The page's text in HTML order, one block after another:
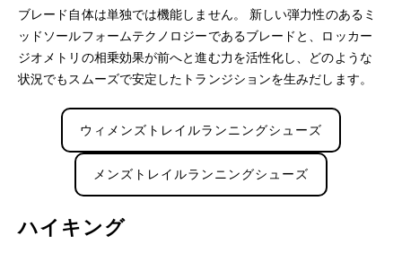
ブレード自体は単独では機能しません。 新しい弾力性のあるミ
ッドソールフォームテクノロジーであるブレードと、ロッカー
ジオメトリの相乗効果が前へと進む力を活性化し、どのような
状況でもスムーズで安定したトランジションを生みだします。
ウィメンズトレイルランニングシューズ
メンズトレイルランニングシューズ
ハイキング